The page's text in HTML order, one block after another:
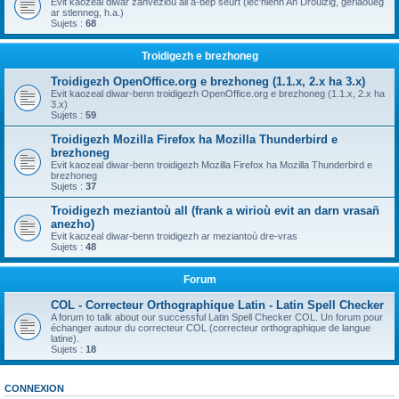
ar stlenneg, h.a.)
Sujets : 68
Troidigezh e brezhoneg
Troidigezh OpenOffice.org e brezhoneg (1.1.x, 2.x ha 3.x)
Evit kaozeal diwar-benn troidigezh OpenOffice.org e brezhoneg (1.1.x, 2.x ha
3.x)
Sujets : 59
Troidigezh Mozilla Firefox ha Mozilla Thunderbird e
brezhoneg
Evit kaozeal diwar-benn troidigezh Mozilla Firefox ha Mozilla Thunderbird e
brezhoneg
Sujets : 37
Troidigezh meziantoù all (frank a wirioù evit an darn vrasañ
anezho)
Evit kaozeal diwar-benn troidigezh ar meziantoù dre-vras
Sujets : 48
Forum
COL - Correcteur Orthographique Latin - Latin Spell Checker
A forum to talk about our successful Latin Spell Checker COL. Un forum pour
échanger autour du correcteur COL (correcteur orthographique de langue
latine).
Sujets : 18
CONNEXION